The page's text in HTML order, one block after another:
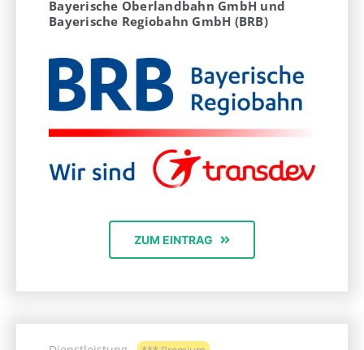
Bayerische Oberlandbahn GmbH und
Bayerische Regiobahn GmbH (BRB)
ZUM EINTRAG